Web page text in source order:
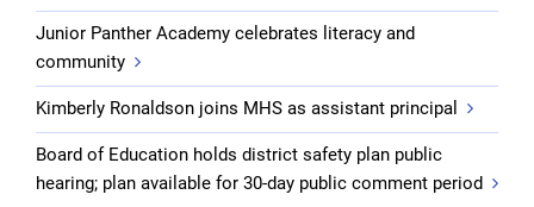
Junior Panther Academy celebrates literacy and
community
Kimberly Ronaldson joins MHS as assistant principal
Board of Education holds district safety plan public
hearing; plan available for 30-day public comment period